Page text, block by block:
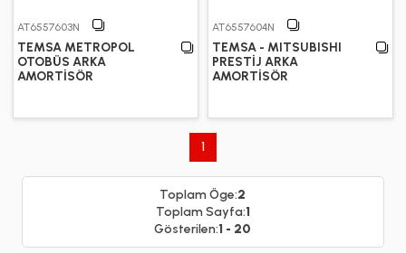
AT6557603N
TEMSA METROPOL
OTOBÜS ARKA
AMORTİSÖR
AT6557604N
TEMSA - MITSUBISHI
PRESTİJ ARKA
AMORTİSÖR
1
Toplam Öge:2
Toplam Sayfa:1
Gösterilen:1 - 20